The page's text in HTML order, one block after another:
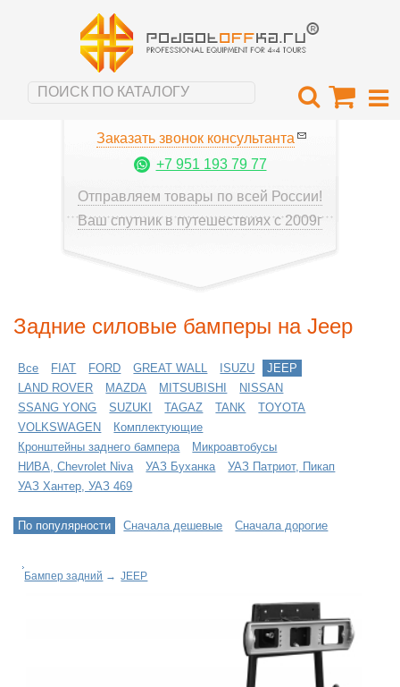
Заказать звонок консультанта
+7 951 193 79 77
Отправляем товары по всей России!
Ваш спутник в путешествиях с 2009г
Задние силовые бамперы на Jeep
Все FIAT FORD GREAT WALL ISUZU
JEEP
LAND ROVER
MAZDA MITSUBISHI
NISSAN
SSANG YONG
SUZUKI TAGAZ TANK
TOYOTA
VOLKSWAGEN
Комплектующие
Кронштейны заднего бампера
Микроавтобусы
НИВА, Chevrolet Niva
УАЗ Буханка
УАЗ Патриот, Пикап
УАЗ Хантер, УАЗ 469
По популярности Сначала дешевые Сначала дорогие
Бампер задний → JEEP